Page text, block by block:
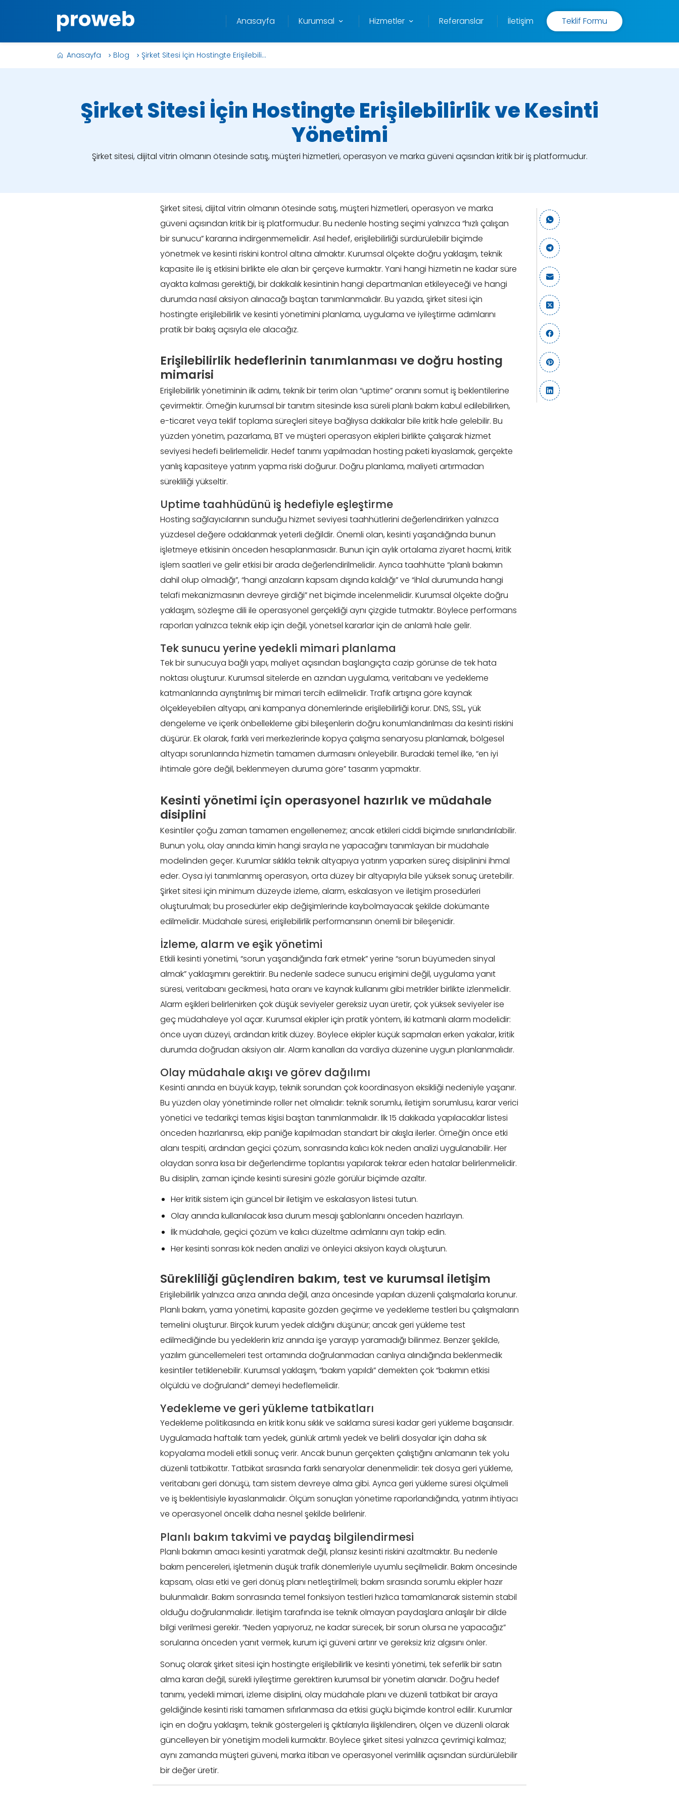
Anasayfa Kurumsal Hizmetler Referanslar İletişim Teklif Formu
Anasayfa Blog Şirket Sitesi İçin Hostingte Erişilebili...
Şirket Sitesi İçin Hostingte Erişilebilirlik ve Kesinti
Yönetimi
Şirket sitesi, dijital vitrin olmanın ötesinde satış, müşteri hizmetleri, operasyon ve marka güveni açısından kritik bir iş platformudur.
Şirket sitesi, dijital vitrin olmanın ötesinde satış, müşteri hizmetleri, operasyon ve marka
güveni açısından kritik bir iş platformudur. Bu nedenle hosting seçimi yalnızca “hızlı çalışan
bir sunucu” kararına indirgenmemelidir. Asıl hedef, erişilebilirliği sürdürülebilir biçimde
yönetmek ve kesinti riskini kontrol altına almaktır. Kurumsal ölçekte doğru yaklaşım, teknik
kapasite ile iş etkisini birlikte ele alan bir çerçeve kurmaktır. Yani hangi hizmetin ne kadar süre
ayakta kalması gerektiği, bir dakikalık kesintinin hangi departmanları etkileyeceği ve hangi
durumda nasıl aksiyon alınacağı baştan tanımlanmalıdır. Bu yazıda, şirket sitesi için
hostingte erişilebilirlik ve kesinti yönetimini planlama, uygulama ve iyileştirme adımlarını
pratik bir bakış açısıyla ele alacağız.
Erişilebilirlik hedeflerinin tanımlanması ve doğru hosting
mimarisi
Erişilebilirlik yönetiminin ilk adımı, teknik bir terim olan “uptime” oranını somut iş beklentilerine
çevirmektir. Örneğin kurumsal bir tanıtım sitesinde kısa süreli planlı bakım kabul edilebilirken,
e-ticaret veya teklif toplama süreçleri siteye bağlıysa dakikalar bile kritik hale gelebilir. Bu
yüzden yönetim, pazarlama, BT ve müşteri operasyon ekipleri birlikte çalışarak hizmet
seviyesi hedefi belirlemelidir. Hedef tanımı yapılmadan hosting paketi kıyaslamak, gerçekte
yanlış kapasiteye yatırım yapma riski doğurur. Doğru planlama, maliyeti artırmadan
sürekliliği yükseltir.
Uptime taahhüdünü iş hedefiyle eşleştirme
Hosting sağlayıcılarının sunduğu hizmet seviyesi taahhütlerini değerlendirirken yalnızca
yüzdesel değere odaklanmak yeterli değildir. Önemli olan, kesinti yaşandığında bunun
işletmeye etkisinin önceden hesaplanmasıdır. Bunun için aylık ortalama ziyaret hacmi, kritik
işlem saatleri ve gelir etkisi bir arada değerlendirilmelidir. Ayrıca taahhütte “planlı bakımın
dahil olup olmadığı”, “hangi arızaların kapsam dışında kaldığı” ve “ihlal durumunda hangi
telafi mekanizmasının devreye girdiği” net biçimde incelenmelidir. Kurumsal ölçekte doğru
yaklaşım, sözleşme dili ile operasyonel gerçekliği aynı çizgide tutmaktır. Böylece performans
raporları yalnızca teknik ekip için değil, yönetsel kararlar için de anlamlı hale gelir.
Tek sunucu yerine yedekli mimari planlama
Tek bir sunucuya bağlı yapı, maliyet açısından başlangıçta cazip görünse de tek hata
noktası oluşturur. Kurumsal sitelerde en azından uygulama, veritabanı ve yedekleme
katmanlarında ayrıştırılmış bir mimari tercih edilmelidir. Trafik artışına göre kaynak
ölçekleyebilen altyapı, ani kampanya dönemlerinde erişilebilirliği korur. DNS, SSL, yük
dengeleme ve içerik önbellekleme gibi bileşenlerin doğru konumlandırılması da kesinti riskini
düşürür. Ek olarak, farklı veri merkezlerinde kopya çalışma senaryosu planlamak, bölgesel
altyapı sorunlarında hizmetin tamamen durmasını önleyebilir. Buradaki temel ilke, “en iyi
ihtimale göre değil, beklenmeyen duruma göre” tasarım yapmaktır.
Kesinti yönetimi için operasyonel hazırlık ve müdahale
disiplini
Kesintiler çoğu zaman tamamen engellenemez; ancak etkileri ciddi biçimde sınırlandırılabilir.
Bunun yolu, olay anında kimin hangi sırayla ne yapacağını tanımlayan bir müdahale
modelinden geçer. Kurumlar sıklıkla teknik altyapıya yatırım yaparken süreç disiplinini ihmal
eder. Oysa iyi tanımlanmış operasyon, orta düzey bir altyapıyla bile yüksek sonuç üretebilir.
Şirket sitesi için minimum düzeyde izleme, alarm, eskalasyon ve iletişim prosedürleri
oluşturulmalı; bu prosedürler ekip değişimlerinde kaybolmayacak şekilde dokümante
edilmelidir. Müdahale süresi, erişilebilirlik performansının önemli bir bileşenidir.
İzleme, alarm ve eşik yönetimi
Etkili kesinti yönetimi, “sorun yaşandığında fark etmek” yerine “sorun büyümeden sinyal
almak” yaklaşımını gerektirir. Bu nedenle sadece sunucu erişimini değil, uygulama yanıt
süresi, veritabanı gecikmesi, hata oranı ve kaynak kullanımı gibi metrikler birlikte izlenmelidir.
Alarm eşikleri belirlenirken çok düşük seviyeler gereksiz uyarı üretir, çok yüksek seviyeler ise
geç müdahaleye yol açar. Kurumsal ekipler için pratik yöntem, iki katmanlı alarm modelidir:
önce uyarı düzeyi, ardından kritik düzey. Böylece ekipler küçük sapmaları erken yakalar, kritik
durumda doğrudan aksiyon alır. Alarm kanalları da vardiya düzenine uygun planlanmalıdır.
Olay müdahale akışı ve görev dağılımı
Kesinti anında en büyük kayıp, teknik sorundan çok koordinasyon eksikliği nedeniyle yaşanır.
Bu yüzden olay yönetiminde roller net olmalıdır: teknik sorumlu, iletişim sorumlusu, karar verici
yönetici ve tedarikçi temas kişisi baştan tanımlanmalıdır. İlk 15 dakikada yapılacaklar listesi
önceden hazırlanırsa, ekip paniğe kapılmadan standart bir akışla ilerler. Örneğin önce etki
alanı tespiti, ardından geçici çözüm, sonrasında kalıcı kök neden analizi uygulanabilir. Her
olaydan sonra kısa bir değerlendirme toplantısı yapılarak tekrar eden hatalar belirlenmelidir.
Bu disiplin, zaman içinde kesinti süresini gözle görülür biçimde azaltır.
Her kritik sistem için güncel bir iletişim ve eskalasyon listesi tutun.
Olay anında kullanılacak kısa durum mesajı şablonlarını önceden hazırlayın.
İlk müdahale, geçici çözüm ve kalıcı düzeltme adımlarını ayrı takip edin.
Her kesinti sonrası kök neden analizi ve önleyici aksiyon kaydı oluşturun.
Sürekliliği güçlendiren bakım, test ve kurumsal iletişim
Erişilebilirlik yalnızca arıza anında değil, arıza öncesinde yapılan düzenli çalışmalarla korunur.
Planlı bakım, yama yönetimi, kapasite gözden geçirme ve yedekleme testleri bu çalışmaların
temelini oluşturur. Birçok kurum yedek aldığını düşünür; ancak geri yükleme test
edilmediğinde bu yedeklerin kriz anında işe yarayıp yaramadığı bilinmez. Benzer şekilde,
yazılım güncellemeleri test ortamında doğrulanmadan canlıya alındığında beklenmedik
kesintiler tetiklenebilir. Kurumsal yaklaşım, “bakım yapıldı” demekten çok “bakımın etkisi
ölçüldü ve doğrulandı” demeyi hedeflemelidir.
Yedekleme ve geri yükleme tatbikatları
Yedekleme politikasında en kritik konu sıklık ve saklama süresi kadar geri yükleme başarısıdır.
Uygulamada haftalık tam yedek, günlük artımlı yedek ve belirli dosyalar için daha sık
kopyalama modeli etkili sonuç verir. Ancak bunun gerçekten çalıştığını anlamanın tek yolu
düzenli tatbikattır. Tatbikat sırasında farklı senaryolar denenmelidir: tek dosya geri yükleme,
veritabanı geri dönüşü, tam sistem devreye alma gibi. Ayrıca geri yükleme süresi ölçülmeli
ve iş beklentisiyle kıyaslanmalıdır. Ölçüm sonuçları yönetime raporlandığında, yatırım ihtiyacı
ve operasyonel öncelik daha nesnel şekilde belirlenir.
Planlı bakım takvimi ve paydaş bilgilendirmesi
Planlı bakımın amacı kesinti yaratmak değil, plansız kesinti riskini azaltmaktır. Bu nedenle
bakım pencereleri, işletmenin düşük trafik dönemleriyle uyumlu seçilmelidir. Bakım öncesinde
kapsam, olası etki ve geri dönüş planı netleştirilmeli; bakım sırasında sorumlu ekipler hazır
bulunmalıdır. Bakım sonrasında temel fonksiyon testleri hızlıca tamamlanarak sistemin stabil
olduğu doğrulanmalıdır. İletişim tarafında ise teknik olmayan paydaşlara anlaşılır bir dilde
bilgi verilmesi gerekir. “Neden yapıyoruz, ne kadar sürecek, bir sorun olursa ne yapacağız”
sorularına önceden yanıt vermek, kurum içi güveni artırır ve gereksiz kriz algısını önler.
Sonuç olarak şirket sitesi için hostingte erişilebilirlik ve kesinti yönetimi, tek seferlik bir satın
alma kararı değil, sürekli iyileştirme gerektiren kurumsal bir yönetim alanıdır. Doğru hedef
tanımı, yedekli mimari, izleme disiplini, olay müdahale planı ve düzenli tatbikat bir araya
geldiğinde kesinti riski tamamen sıfırlanmasa da etkisi güçlü biçimde kontrol edilir. Kurumlar
için en doğru yaklaşım, teknik göstergeleri iş çıktılarıyla ilişkilendiren, ölçen ve düzenli olarak
güncelleyen bir yönetişim modeli kurmaktır. Böylece şirket sitesi yalnızca çevrimiçi kalmaz;
aynı zamanda müşteri güveni, marka itibarı ve operasyonel verimlilik açısından sürdürülebilir
bir değer üretir.